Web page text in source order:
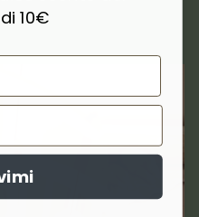
10€